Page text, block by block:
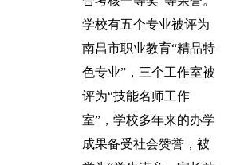
学校有五个专业被评为
南昌市职业教育“精品特
色专业”，三个工作室被
评为“技能名师工作
室”，学校多年来的办学
成果备受社会赞誉，被